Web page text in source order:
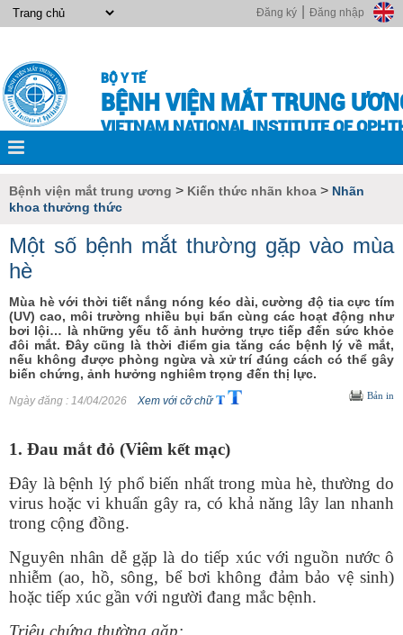
Đăng nhập
Đăng ký
BỘ Y TẾ
BỆNH VIỆN MẮT TRUNG
VIETNAM NATIONAL INSTITUTE OF
Bệnh viện mắt trung ương > Kiến thức nhãn khoa > Nhãn
khoa thưởng thức
Một số bệnh mắt thường gặp vào mùa
hè
Mùa hè với thời tiết nắng nóng kéo dài, cường độ tia cực tím
(UV) cao, môi trường nhiều bụi bẩn cùng các hoạt động như
bơi lội… là những yếu tố ảnh hưởng trực tiếp đến sức khỏe
đôi mắt. Đây cũng là thời điểm gia tăng các bệnh lý về mắt,
nếu không được phòng ngừa và xử trí đúng cách có thể gây
biến chứng, ảnh hưởng nghiêm trọng đến thị lực.
Ngày đăng : 14/04/2026 Xem với cỡ chữ Bản in
1. Đau mắt đỏ (Viêm kết mạc)
Đây là bệnh lý phổ biến nhất trong mùa hè, thường do
virus hoặc vi khuẩn gây ra, có khả năng lây lan nhanh
trong cộng đồng.
Nguyên nhân dễ gặp là do tiếp xúc với nguồn nước ô
nhiễm (ao, hồ, sông, bể bơi không đảm bảo vệ sinh)
hoặc tiếp xúc gần với người đang mắc bệnh.
Triệu chứng thường gặp: